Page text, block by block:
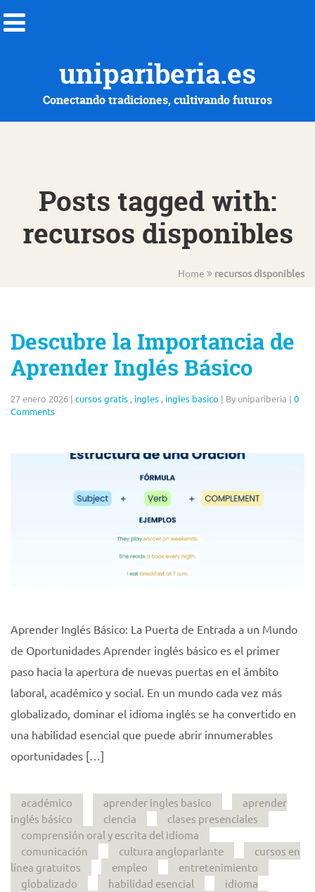
unipariberia.es
Conectando tradiciones, cultivando futuros
Posts tagged with:
recursos disponibles
Home recursos disponibles
Descubre la Importancia de
Aprender Inglés Básico
27 enero 2026 | cursos gratis , ingles , ingles basico | By unipariberia | 0
Comments
Aprender Inglés Básico: La Puerta de Entrada a un Mundo
de Oportunidades Aprender inglés básico es el primer
paso hacia la apertura de nuevas puertas en el ámbito
laboral, académico y social. En un mundo cada vez más
globalizado, dominar el idioma inglés se ha convertido en
una habilidad esencial que puede abrir innumerables
oportunidades […]
académico aprender ingles basico
aprender
inglés básico
ciencia
clases presenciales
comprensión oral y escrita del idioma
comunicación
cultura angloparlante
cursos en
línea gratuitos
empleo
entretenimiento
globalizado
habilidad esencial
idioma